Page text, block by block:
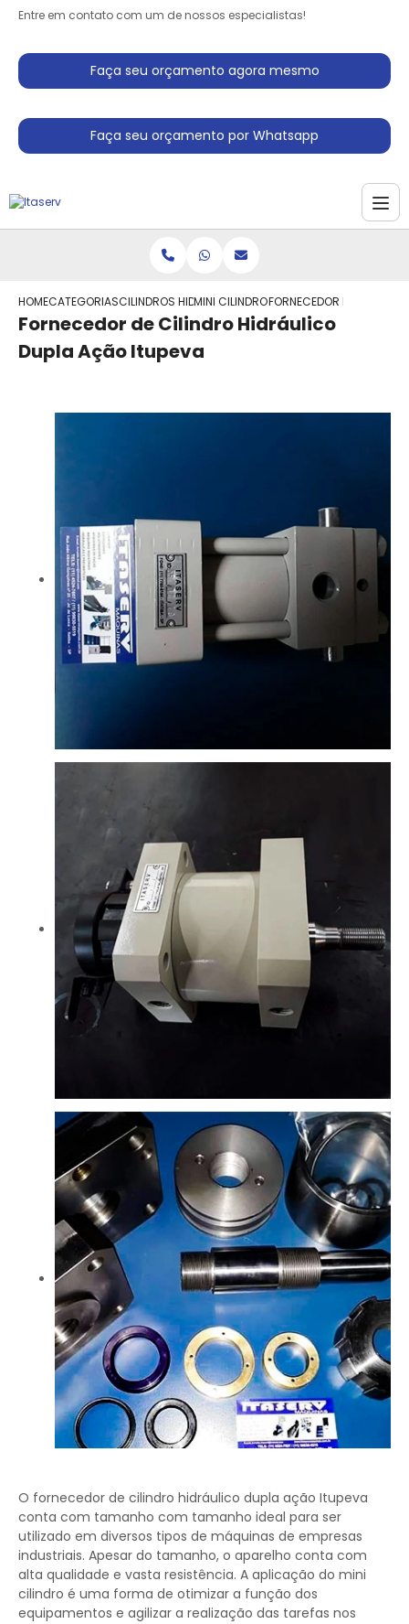
Entre em contato com um de nossos especialistas!
Faça seu orçamento agora mesmo
Faça seu orçamento por Whatsapp
HOMECATEGORIASCILINDROS HIDRAULICOMINI CILINDRO HIDRAULICO
FORNECEDOR DE
Fornecedor de Cilindro Hidráulico
Dupla Ação Itupeva
O fornecedor de cilindro hidráulico dupla ação Itupeva
conta com tamanho com tamanho ideal para ser
utilizado em diversos tipos de máquinas de empresas
industriais. Apesar do tamanho, o aparelho conta com
alta qualidade e vasta resistência. A aplicação do mini
cilindro é uma forma de otimizar a função dos
equipamentos e agilizar a realização das tarefas nos